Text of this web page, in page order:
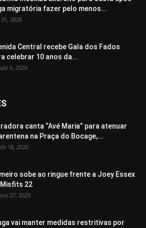
migratória fazer pelo menos...
31, 2026
Central recebe Gala dos Fados
celebrar 10 anos da...
6, 2026
canta “Avé Maria” para atenuar
na Praça do Bocage,...
18, 2020
sobe ao ringue frente a Joey Essex
22
27, 2025
vai manter medidas restritivas por